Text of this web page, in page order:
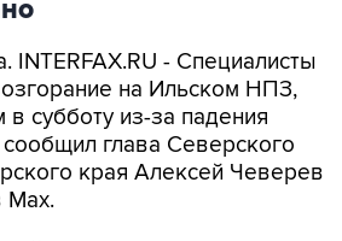
INTERFAX.RU - Специалисты
на Ильском НПЗ,
субботу из-за падения
глава Северского
края Алексей Чеверев
Max.